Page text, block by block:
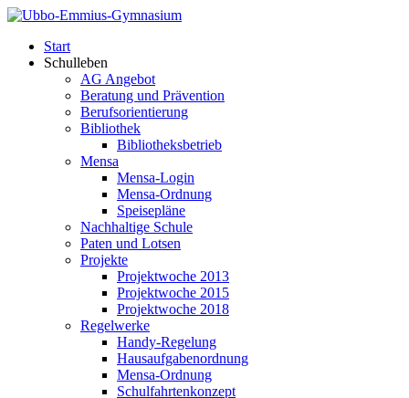
Start
Schulleben
AG Angebot
Beratung und Prävention
Berufsorientierung
Bibliothek
Bibliotheksbetrieb
Mensa
Mensa-Login
Mensa-Ordnung
Speisepläne
Nachhaltige Schule
Paten und Lotsen
Projekte
Projektwoche 2013
Projektwoche 2015
Projektwoche 2018
Regelwerke
Handy-Regelung
Hausaufgabenordnung
Mensa-Ordnung
Schulfahrtenkonzept